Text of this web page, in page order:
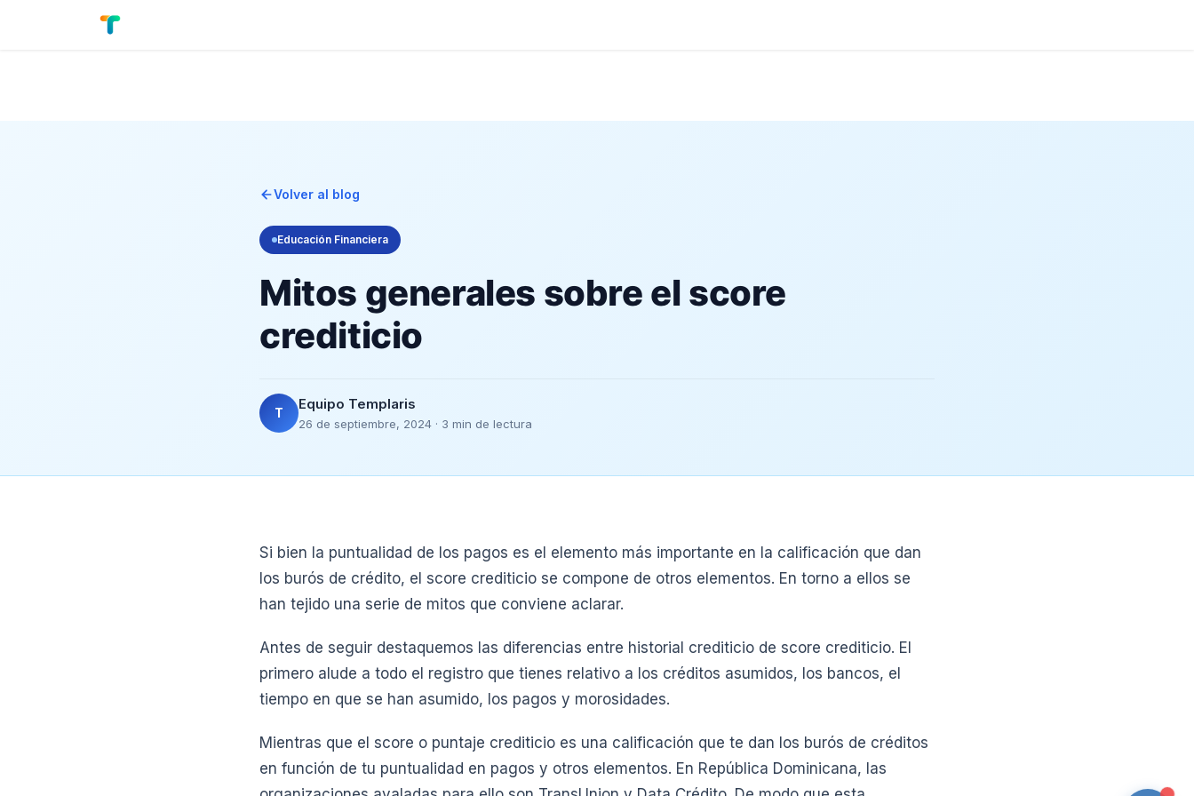
Volver al blog
Educación Financiera
Mitos generales sobre el score
crediticio
T
Equipo Templaris
26 de septiembre, 2024 · 3 min de lectura
Si bien la puntualidad de los pagos es el elemento más importante en la calificación que dan
los burós de crédito, el score crediticio se compone de otros elementos. En torno a ellos se
han tejido una serie de mitos que conviene aclarar.
Antes de seguir destaquemos las diferencias entre historial crediticio de score crediticio. El
primero alude a todo el registro que tienes relativo a los créditos asumidos, los bancos, el
tiempo en que se han asumido, los pagos y morosidades.
Mientras que el score o puntaje crediticio es una calificación que te dan los burós de créditos
en función de tu puntualidad en pagos y otros elementos. En República Dominicana, las